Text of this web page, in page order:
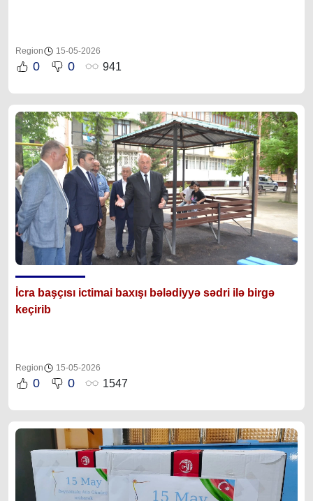
Region 15-05-2026
0 0 941
İcra başçısı ictimai baxışı bələdiyyə sədri ilə birgə
keçirib
Region 15-05-2026
0 0 1547